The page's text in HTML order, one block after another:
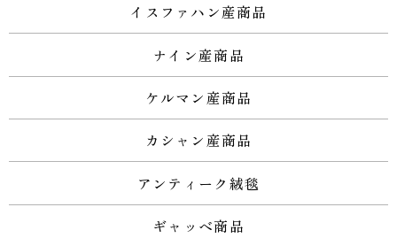
イスファハン産商品
ナイン産商品
ケルマン産商品
カシャン産商品
アンティーク絨毯
ギャッベ商品